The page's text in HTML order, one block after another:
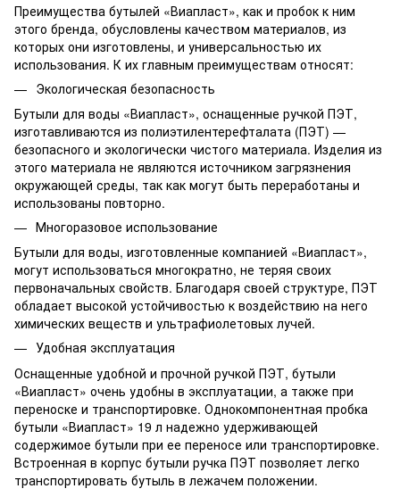
Преимущества бутылей «Виапласт», как и пробок к ним
этого бренда, обусловлены качеством материалов, из
которых они изготовлены, и универсальностью их
использования. К их главным преимуществам относят:
Экологическая безопасность
Бутыли для воды «Виапласт», оснащенные ручкой ПЭТ,
изготавливаются из полиэтилентерефталата (ПЭТ) —
безопасного и экологически чистого материала. Изделия из
этого материала не являются источником загрязнения
окружающей среды, так как могут быть переработаны и
использованы повторно.
Многоразовое использование
Бутыли для воды, изготовленные компанией «Виапласт»,
могут использоваться многократно, не теряя своих
первоначальных свойств. Благодаря своей структуре, ПЭТ
обладает высокой устойчивостью к воздействию на него
химических веществ и ультрафиолетовых лучей.
Удобная эксплуатация
Оснащенные удобной и прочной ручкой ПЭТ, бутыли
«Виапласт» очень удобны в эксплуатации, а также при
переноске и транспортировке. Однокомпонентная пробка
бутыли «Виапласт» 19 л надежно удерживающей
содержимое бутыли при ее переносе или транспортировке.
Встроенная в корпус бутыли ручка ПЭТ позволяет легко
транспортировать бутыль в лежачем положении.